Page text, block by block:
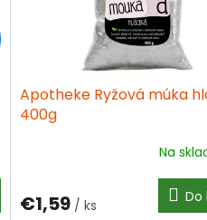
Apotheke Ryžová múka
400g
Na
€1,59 / ks Do